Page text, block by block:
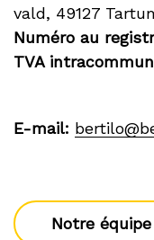
vald, 49127
Numéro au
TVA
E-mail:
Notre équipe